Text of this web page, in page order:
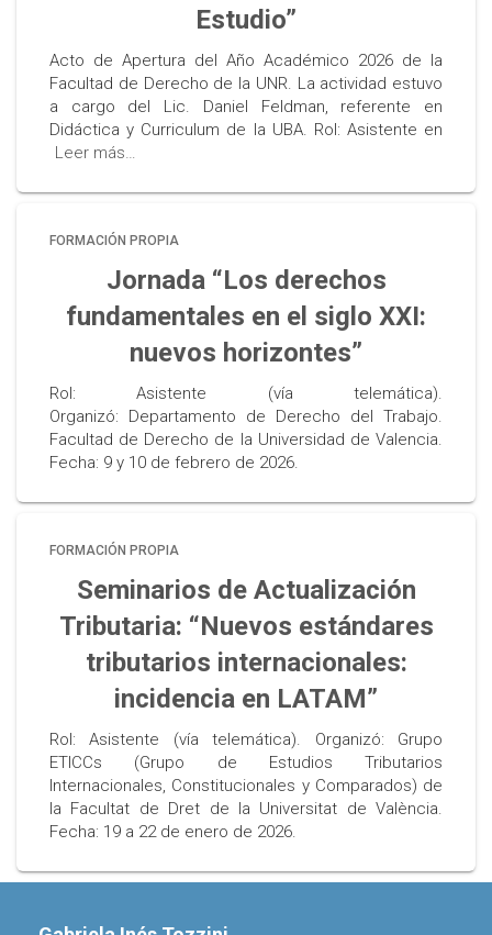
Estudio”
Acto de Apertura del Año Académico 2026 de la
Facultad de Derecho de la UNR. La actividad estuvo
a cargo del Lic. Daniel Feldman, referente en
Didáctica y Curriculum de la UBA. Rol: Asistente en
Leer más…
FORMACIÓN PROPIA
Jornada “Los derechos
fundamentales en el siglo XXI:
nuevos horizontes”
Rol: Asistente (vía telemática).
Organizó: Departamento de Derecho del Trabajo.
Facultad de Derecho de la Universidad de Valencia.
Fecha: 9 y 10 de febrero de 2026.
FORMACIÓN PROPIA
Seminarios de Actualización
Tributaria: “Nuevos estándares
tributarios internacionales:
incidencia en LATAM”
Rol: Asistente (vía telemática). Organizó: Grupo
ETICCs (Grupo de Estudios Tributarios
Internacionales, Constitucionales y Comparados) de
la Facultat de Dret de la Universitat de València.
Fecha: 19 a 22 de enero de 2026.